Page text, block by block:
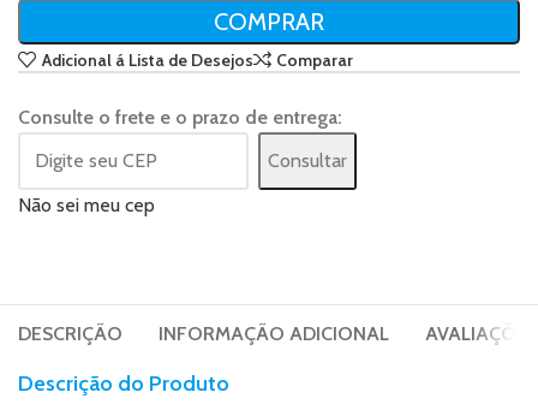
COMPRAR
Adicional á Lista de Desejos Comparar
Consulte o frete e o prazo de entrega:
Consultar
Não sei meu cep
DESCRIÇÃO INFORMAÇÃO ADICIONAL
Descrição do Produto